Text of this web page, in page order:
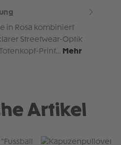
in Rosa kombiniert
Streetwear-Optik
Print… Mehr
Artikel